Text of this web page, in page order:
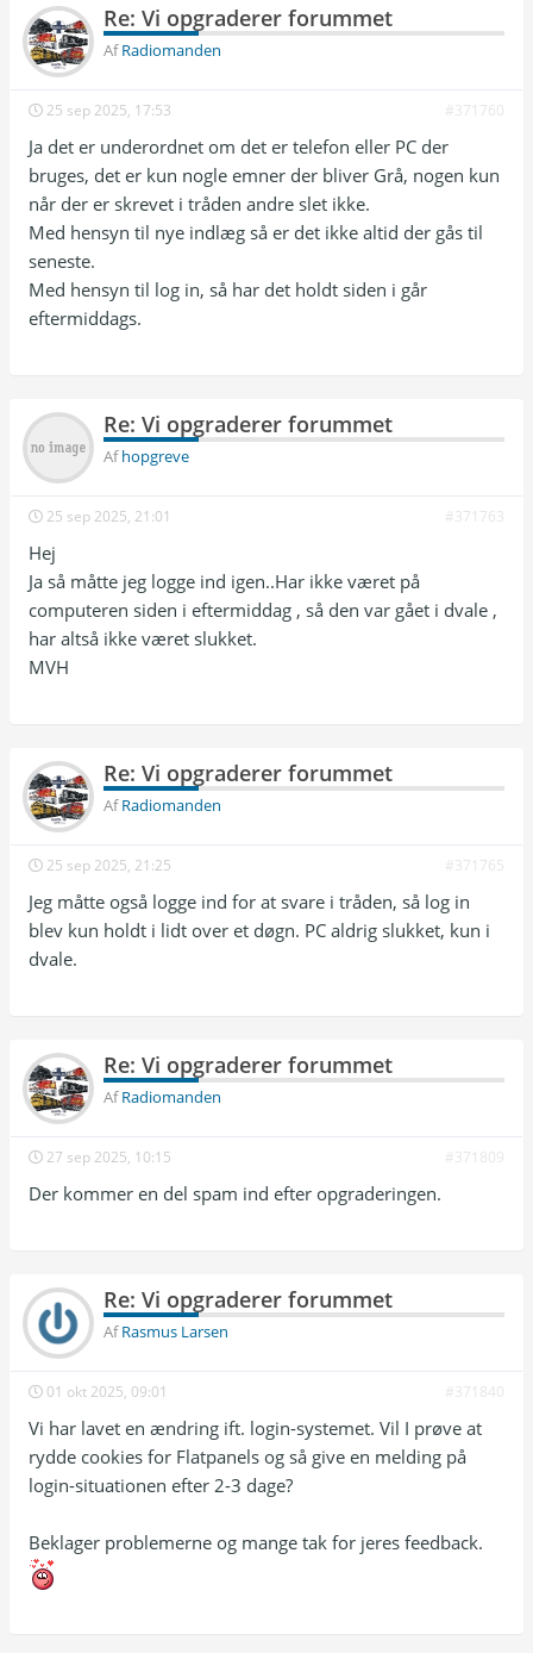
Re: Vi opgraderer forummet
AfRadiomanden
25 sep 2025, 17:53 #371760
Ja det er underordnet om det er telefon eller PC der
bruges, det er kun nogle emner der bliver Grå, nogen kun
når der er skrevet i tråden andre slet ikke.
Med hensyn til nye indlæg så er det ikke altid der gås til
seneste.
Med hensyn til log in, så har det holdt siden i går
eftermiddags.
Re: Vi opgraderer forummet
Afhopgreve
25 sep 2025, 21:01 #371763
Hej
Ja så måtte jeg logge ind igen..Har ikke været på
computeren siden i eftermiddag , så den var gået i dvale ,
har altså ikke været slukket.
MVH
Re: Vi opgraderer forummet
AfRadiomanden
25 sep 2025, 21:25 #371765
Jeg måtte også logge ind for at svare i tråden, så log in
blev kun holdt i lidt over et døgn. PC aldrig slukket, kun i
dvale.
Re: Vi opgraderer forummet
AfRadiomanden
27 sep 2025, 10:15 #371809
Der kommer en del spam ind efter opgraderingen.
Re: Vi opgraderer forummet
AfRasmus Larsen
01 okt 2025, 09:01 #371840
Vi har lavet en ændring ift. login-systemet. Vil I prøve at
rydde cookies for Flatpanels og så give en melding på
login-situationen efter 2-3 dage?
Beklager problemerne og mange tak for jeres feedback.